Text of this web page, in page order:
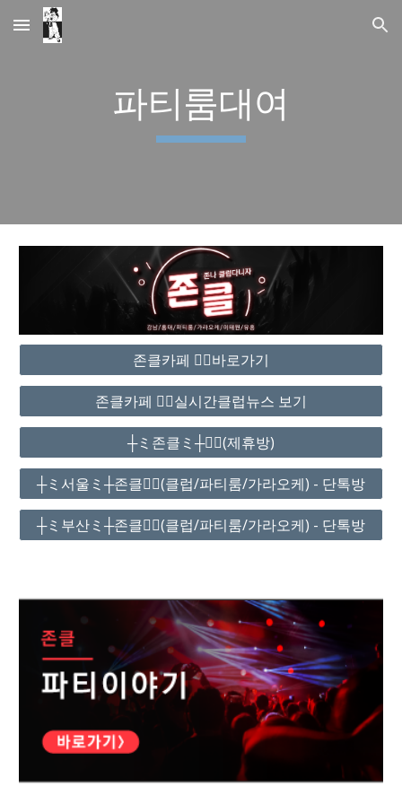
Skip to main content Skip to navigation
파티룸대여
존클카페 ❤️‍🔥바로가기
존클카페 ❤️‍🔥실시간클럽뉴스 보기
┼ミ존클ミ┼❤️‍🔥(제휴방)
┼ミ서울ミ┼존클❤️‍🔥(클럽/파티룸/가라오케) - 단톡방
┼ミ부산ミ┼존클❤️‍🔥(클럽/파티룸/가라오케) - 단톡방